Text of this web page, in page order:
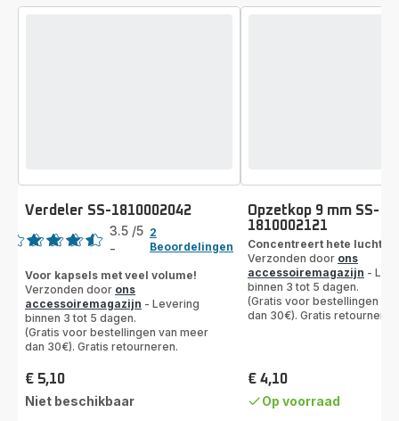
Verdeler SS-1810002042
Beoordeling
3.5 /5
-
2
Beoordelingen
Voor kapsels met veel volume!
Verzonden door ons
accessoiremagazijn - Levering
binnen 3 tot 5 dagen.
(Gratis voor bestellingen van meer
dan 30€). Gratis retourneren.
Prijs
€ 5,10
Niet beschikbaar
Opzetkop 9 mm SS-
1810002121
Concentreert hete lucht
Verzonden door ons
accessoiremagazijn -
binnen 3 tot 5 dagen.
(Gratis voor bestellingen
dan 30€). Gratis
Prijs
€ 4,10
Op voorraad